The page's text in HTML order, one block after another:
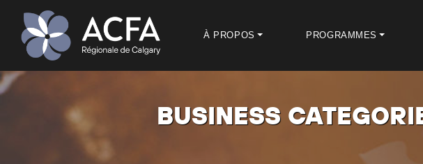
À PROPOS PROGRAMMES
BUSINESS